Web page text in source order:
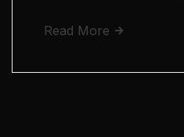
Read More